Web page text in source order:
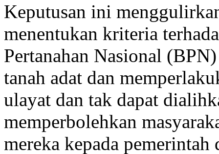
Keputusan ini
menentukan kriteria
Pertanahan Nasional
tanah adat dan
ulayat dan tak dapat
memperbolehkan
mereka kepada